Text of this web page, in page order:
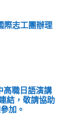
際志工團辦理
高職日語演講
結，敬請協助
加。